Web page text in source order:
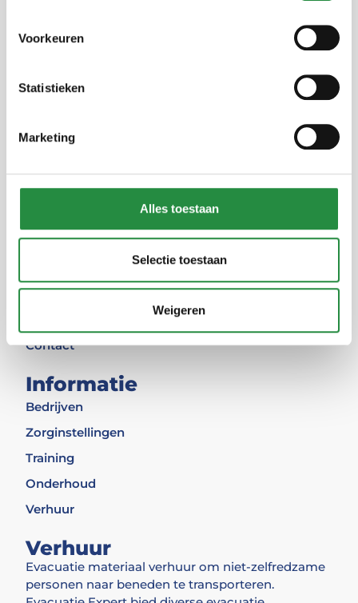
Voorkeuren
Statistieken
Marketing
Alles toestaan
Selectie toestaan
Weigeren
van evacuatiehulpmiddelen. Daarnaast geven wij
Algemene voorwaarden
Gebruiksaanwijzing
Ruilen en retourneren
Impressum
Contact
Informatie
Bedrijven
Zorginstellingen
Training
Onderhoud
Verhuur
Verhuur
Evacuatie materiaal verhuur om niet-zelfredzame
personen naar beneden te transporteren.